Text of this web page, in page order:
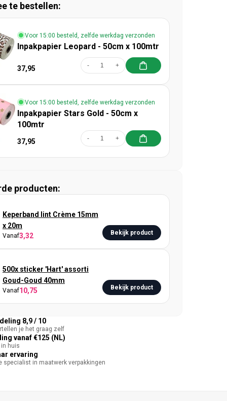
te bestellen:
Voor 15:00 besteld, zelfde werkdag verzonden
Inpakpapier Leopard - 50cm x 100mtr
37,95 - +
Voor 15:00 besteld, zelfde werkdag verzonden
Inpakpapier Stars Gold - 50cm x
100mtr
37,95 - +
producten:
Keperband lint Crème 15mm
x 20m
Vanaf3,32 Bekijk product
500x sticker 'Hart' assorti
Goud-Goud 40mm
Vanaf10,75 Bekijk product
8,9 / 10
je het graag zelf
vanaf €125 (NL)
huis
ervaring
specialist in maatwerk verpakkingen